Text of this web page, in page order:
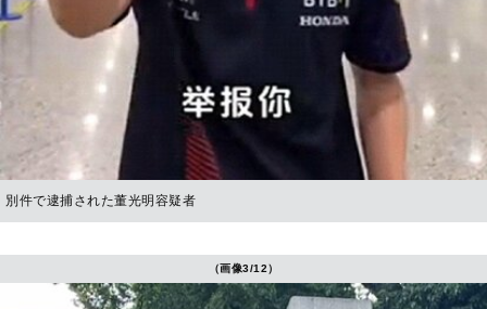
別件で逮捕された董光明容疑者
（画像3/12）